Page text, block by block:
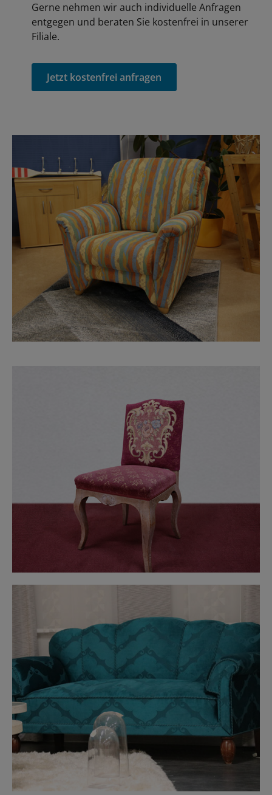
Gerne nehmen wir auch individuelle Anfragen
entgegen und beraten Sie kostenfrei in unserer
Filiale.
Jetzt kostenfrei anfragen